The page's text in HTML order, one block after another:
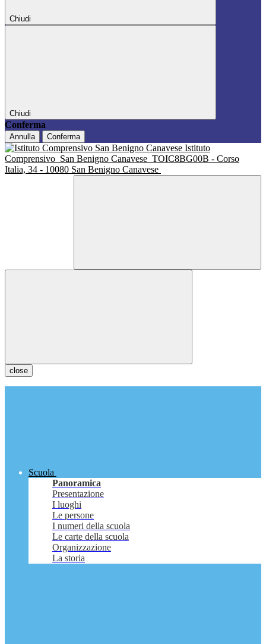
Chiudi
Chiudi
Conferma
Annulla Conferma
Istituto
Comprensivo San Benigno Canavese TOIC8BG00B - Corso
Italia, 34 - 10080 San Benigno Canavese
close
Scuola
Panoramica
Presentazione
I luoghi
Le persone
I numeri della scuola
Le carte della scuola
Organizzazione
La storia